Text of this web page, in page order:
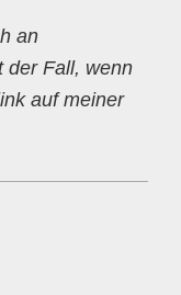
an
der Fall, wenn
auf meiner